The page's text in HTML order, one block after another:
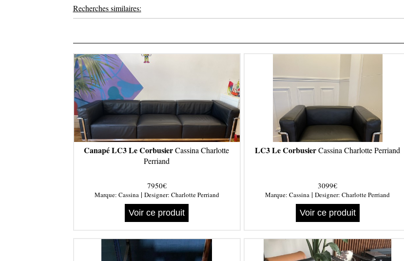
Recherches similaires:
Canapé LC3 Le CorbusierCassina Charlotte
Perriand
7950€
Marque: Cassina| Designer: Charlotte Perriand
Voir ce produit
LC3 Le CorbusierCassina Charlotte Perriand
3099€
Marque: Cassina | Designer: Charlotte Perriand
Voir ce produit